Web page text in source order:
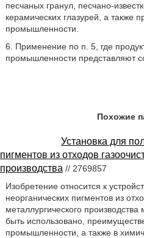
песчаных гранул, песчано-
керамических глазурей, а также
промышленности.
6. Применение по п. 5, где
промышленности представляют
Похожие
Установка для
пигментов из отходов
производства // 2769857
Изобретение относится к
неорганических пигментов из
металлургического
быть использовано,
промышленности, а также в